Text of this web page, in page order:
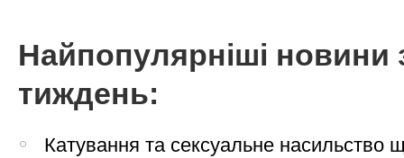
Найпопулярніші новини
тиждень:
Катування та сексуальне насильство